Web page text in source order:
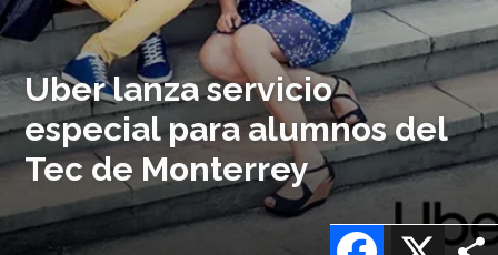
Uber lanza servicio
especial para alumnos del
Tec de Monterrey
X
Facebook